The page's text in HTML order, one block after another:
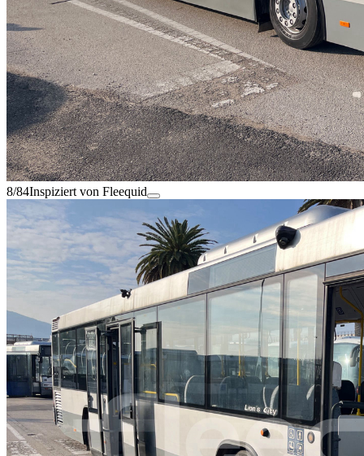
8/84Inspiziert von Fleequid